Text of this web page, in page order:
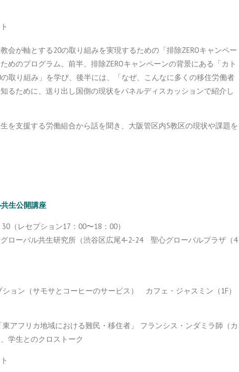
会が軸とする20の取り組みを実現するための「排除ZEROキャンペー
めのプログラム。前半、排除ZEROキャンペーンの背景にある「カト
取り組み」を学び、後半には、「なぜ、こんなに多くの移住労働者
るために、送り出し国側の現状をパネルディスカッションで紹介し
を支援する労働組合から話を聞き、大阪管区内5教区の現状や課題を
生公開講座
（レセプション17：00〜18：00）
ローバル共生研究所（渋谷区広尾4-2-24 聖心グローバルプラザ（4
ョン（サモサとコーヒーのサービス） カフェ・ジャスミン（1F）
アフリカ地域における難民・移住者」 フランシス・ンダミラ師（カ
学生とのクロストーク